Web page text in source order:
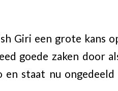
Giri een grote kans
goede zaken door
staat nu ongedeeld